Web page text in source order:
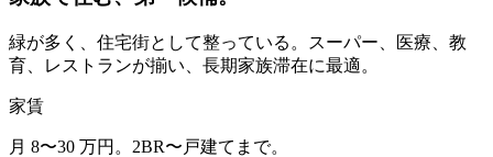
緑が多く、住宅街として整っている。スーパー、医療、教
育、レストランが揃い、長期家族滞在に最適。
家賃
月 8〜30 万円。2BR〜戸建てまで。